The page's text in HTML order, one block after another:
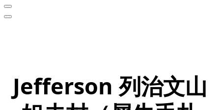
Jefferson 列治文山